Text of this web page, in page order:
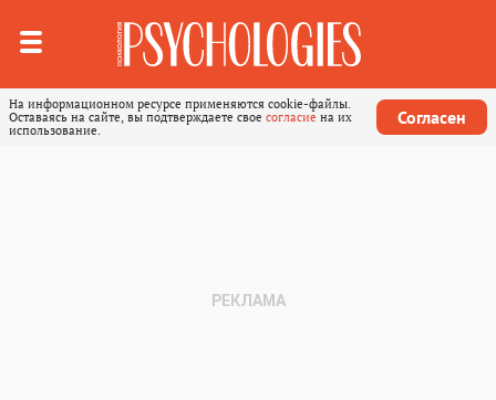
На информационном ресурсе применяются cookie-файлы.
Оставаясь на сайте, вы подтверждаете свое согласие на их
использование.
Согласен